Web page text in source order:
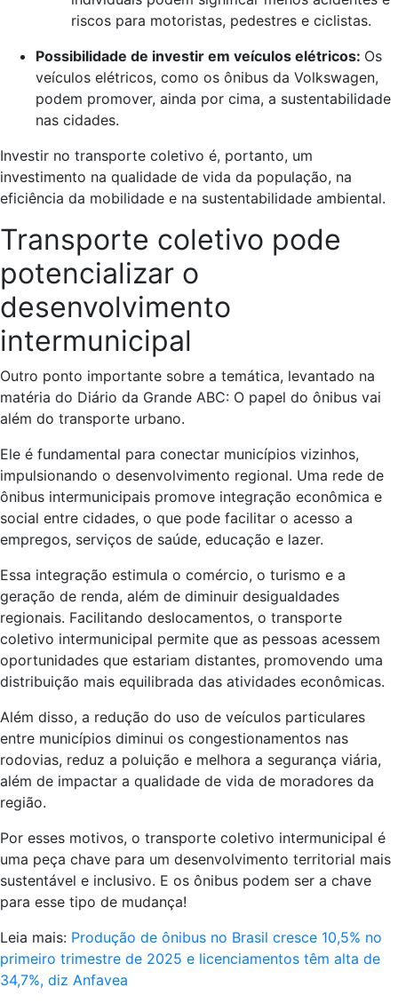
riscos para motoristas, pedestres e ciclistas.
Possibilidade de investir em veículos elétricos: Os
veículos elétricos, como os ônibus da Volkswagen,
podem promover, ainda por cima, a sustentabilidade
nas cidades.
Investir no transporte coletivo é, portanto, um
investimento na qualidade de vida da população, na
eficiência da mobilidade e na sustentabilidade ambiental.
Transporte coletivo pode
potencializar o
desenvolvimento
intermunicipal
Outro ponto importante sobre a temática, levantado na
matéria do Diário da Grande ABC: O papel do ônibus vai
além do transporte urbano.
Ele é fundamental para conectar municípios vizinhos,
impulsionando o desenvolvimento regional. Uma rede de
ônibus intermunicipais promove integração econômica e
social entre cidades, o que pode facilitar o acesso a
empregos, serviços de saúde, educação e lazer.
Essa integração estimula o comércio, o turismo e a
geração de renda, além de diminuir desigualdades
regionais. Facilitando deslocamentos, o transporte
coletivo intermunicipal permite que as pessoas acessem
oportunidades que estariam distantes, promovendo uma
distribuição mais equilibrada das atividades econômicas.
Além disso, a redução do uso de veículos particulares
entre municípios diminui os congestionamentos nas
rodovias, reduz a poluição e melhora a segurança viária,
além de impactar a qualidade de vida de moradores da
região.
Por esses motivos, o transporte coletivo intermunicipal é
uma peça chave para um desenvolvimento territorial mais
sustentável e inclusivo. E os ônibus podem ser a chave
para esse tipo de mudança!
Leia mais: Produção de ônibus no Brasil cresce 10,5% no
primeiro trimestre de 2025 e licenciamentos têm alta de
34,7%, diz Anfavea